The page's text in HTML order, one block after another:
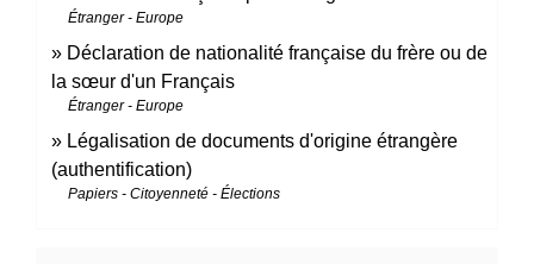
Étranger - Europe
Déclaration de nationalité française du frère ou de
la sœur d'un Français
Étranger - Europe
Légalisation de documents d'origine étrangère
(authentification)
Papiers - Citoyenneté - Élections